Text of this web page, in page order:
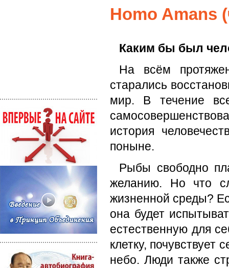
Homo Amans
Каким бы был
На всём
старались
мир. В течение
история
поныне.
Рыбы свободно
желанию. Но что
жизненной среды?
она будет
естественную для
клетку, почувствует
небо. Люди также